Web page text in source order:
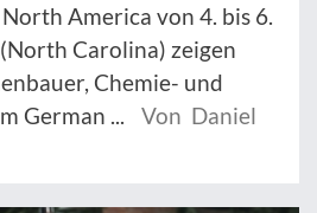
America von 4. bis 6.
Carolina) zeigen
Chemie- und
German ...
Von Daniel